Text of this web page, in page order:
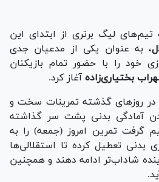
تیم‌های لیگ برتری از ابتدای این
، به عنوان یکی از مدعیان جدی
خود را با حضور تمام بازیکنان
بختیاری‌زادهآغاز کرد.
در روز‌های گذشته تمرینات سخت و
آمادگی بدنی پشت سر گذاشته
گرفت تمرین امروز (جمعه) را به
بدنی تعطیل کرده تا استقلالی‌ها
شاداب‌تر ادامه دهند و همچنین